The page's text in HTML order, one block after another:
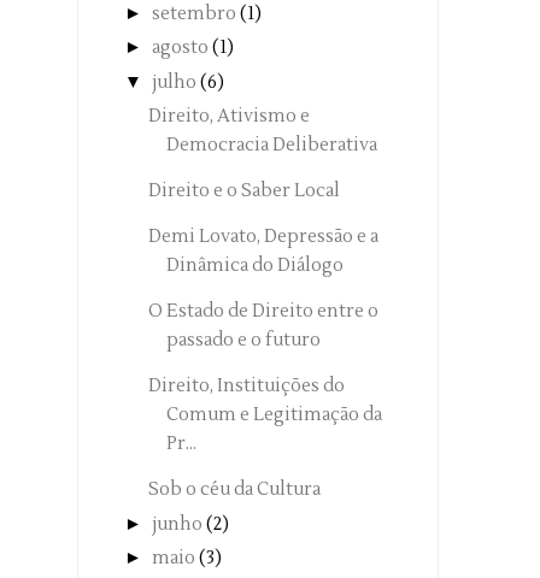
► setembro (1)
► agosto (1)
▼ julho (6)
Direito, Ativismo e
Democracia Deliberativa
Direito e o Saber Local
Demi Lovato, Depressão e a
Dinâmica do Diálogo
O Estado de Direito entre o
passado e o futuro
Direito, Instituições do
Comum e Legitimação da
Pr...
Sob o céu da Cultura
► junho (2)
► maio (3)